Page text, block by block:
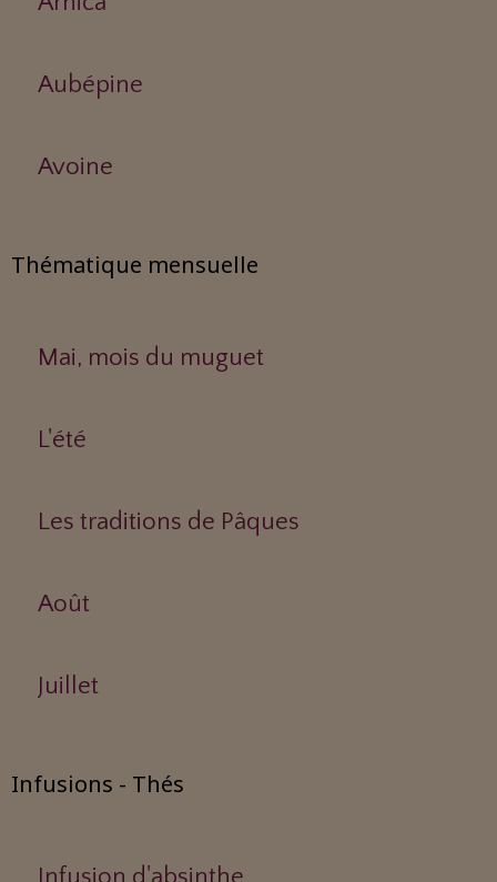
Aubépine
Avoine
Thématique mensuelle
Mai, mois du muguet
L'été
Les traditions de Pâques
Août
Juillet
Infusions - Thés